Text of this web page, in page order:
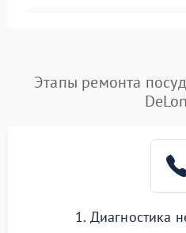
Проблемы с набором
воды
циркуляционным насосом
Этапы ремонта
1. Диагностика